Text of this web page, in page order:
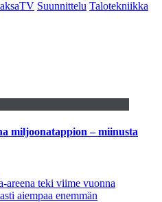
Suunnittelu Talotekniikka
miljoonatappion – miinusta
areena teki viime vuonna
aiempaa enemmän